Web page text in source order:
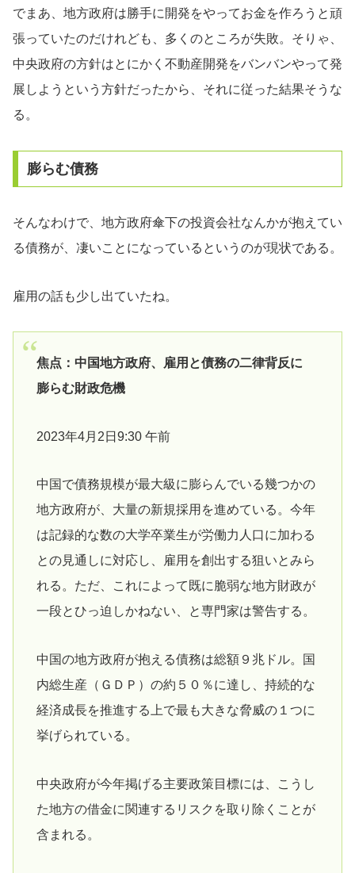
でまあ、地方政府は勝手に開発をやってお金を作ろうと頑
張っていたのだけれども、多くのところが失敗。そりゃ、
中央政府の方針はとにかく不動産開発をバンバンやって発
展しようという方針だったから、それに従った結果そうな
る。
膨らむ債務
そんなわけで、地方政府傘下の投資会社なんかが抱えてい
る債務が、凄いことになっているというのが現状である。
雇用の話も少し出ていたね。
焦点：中国地方政府、雇用と債務の二律背反に
膨らむ財政危機
2023年4月2日9:30 午前
中国で債務規模が最大級に膨らんでいる幾つかの
地方政府が、大量の新規採用を進めている。今年
は記録的な数の大学卒業生が労働力人口に加わる
との見通しに対応し、雇用を創出する狙いとみら
れる。ただ、これによって既に脆弱な地方財政が
一段とひっ迫しかねない、と専門家は警告する。
中国の地方政府が抱える債務は総額９兆ドル。国
内総生産（ＧＤＰ）の約５０％に達し、持続的な
経済成長を推進する上で最も大きな脅威の１つに
挙げられている。
中央政府が今年掲げる主要政策目標には、こうし
た地方の借金に関連するリスクを取り除くことが
含まれる。